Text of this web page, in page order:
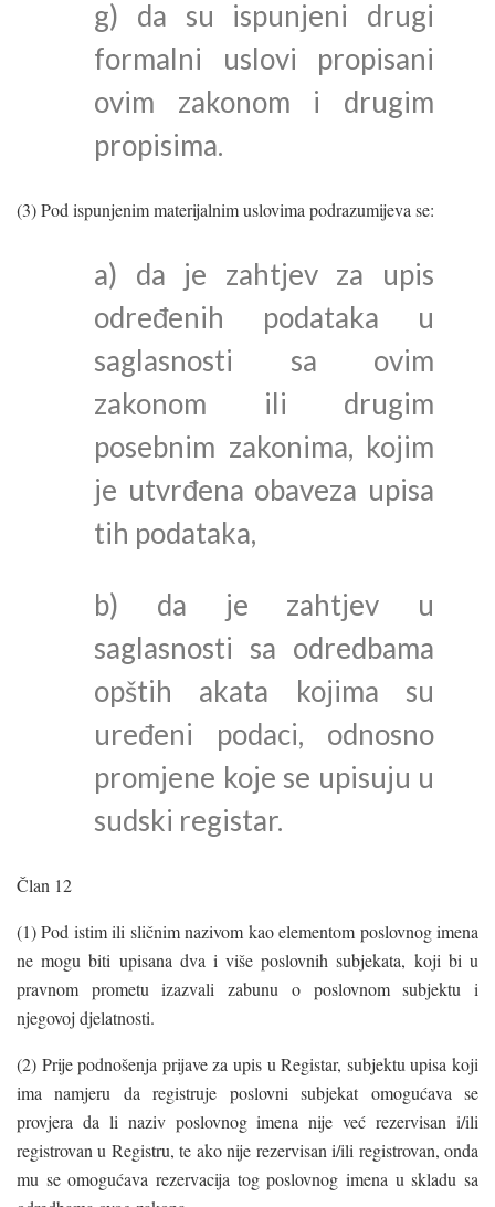
g) da su ispunjeni drugi
formalni uslovi propisani
ovim zakonom i drugim
propisima.
(3) Pod ispunjenim materijalnim uslovima podrazumijeva se:
a) da je zahtjev za upis
određenih podataka u
saglasnosti sa ovim
zakonom ili drugim
posebnim zakonima, kojim
je utvrđena obaveza upisa
tih podataka,
b) da je zahtjev u
saglasnosti sa odredbama
opštih akata kojima su
uređeni podaci, odnosno
promjene koje se upisuju u
sudski registar.
Član 12
(1) Pod istim ili sličnim nazivom kao elementom poslovnog imena
ne mogu biti upisana dva i više poslovnih subjekata, koji bi u
pravnom prometu izazvali zabunu o poslovnom subjektu i
njegovoj djelatnosti.
(2) Prije podnošenja prijave za upis u Registar, subjektu upisa koji
ima namjeru da registruje poslovni subjekat omogućava se
provjera da li naziv poslovnog imena nije već rezervisan i/ili
registrovan u Registru, te ako nije rezervisan i/ili registrovan, onda
mu se omogućava rezervacija tog poslovnog imena u skladu sa